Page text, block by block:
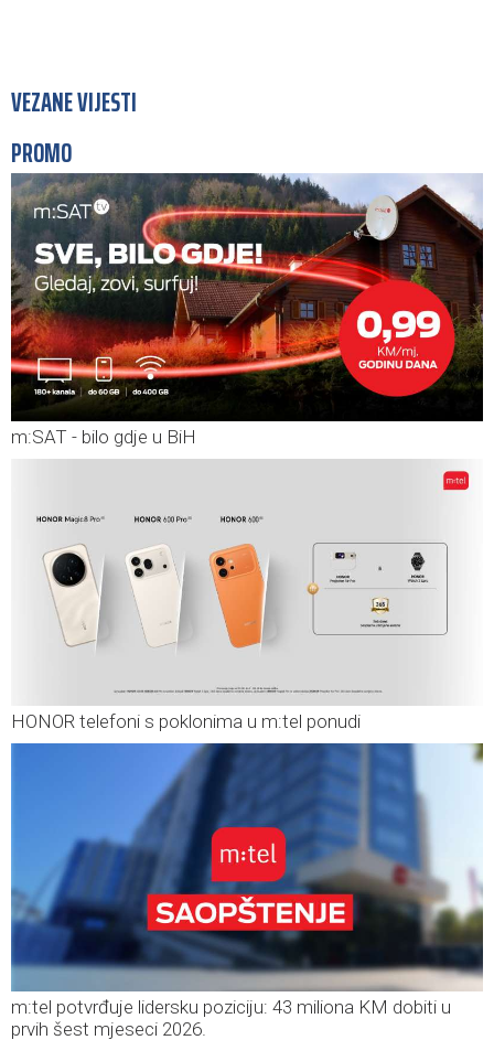
VEZANE VIJESTI
PROMO
m:SAT - bilo gdje u BiH
HONOR telefoni s poklonima u m:tel ponudi
m:tel potvrđuje lidersku poziciju: 43 miliona KM dobiti u
prvih šest mjeseci 2026.